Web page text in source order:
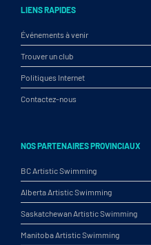
LIENS RAPIDES
Événements à venir
Trouver un club
Politiques Internet
Contactez-nous
NOS PARTENAIRES PROVINCIAUX
BC Artistic Swimming
Alberta Artistic Swimming
Saskatchewan Artistic Swimming
Manitoba Artistic Swimming